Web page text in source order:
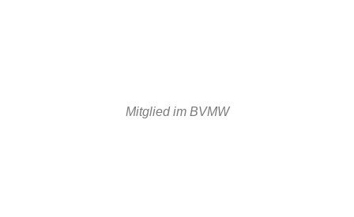
Mitglied im BVMW